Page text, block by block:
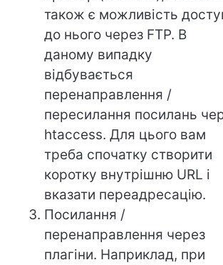
також є можливість
до нього через FTP. В
даному випадку
відбувається
перенаправлення /
пересилання посилань
htaccess. Для цього вам
треба спочатку створити
коротку внутрішню URL і
вказати переадресацію.
Посилання /
перенаправлення через
плагіни. Наприклад, при